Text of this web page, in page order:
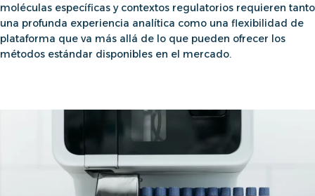
moléculas específicas y contextos regulatorios requieren tanto
una profunda experiencia analítica como una flexibilidad de
plataforma que va más allá de lo que pueden ofrecer los
métodos estándar disponibles en el mercado.